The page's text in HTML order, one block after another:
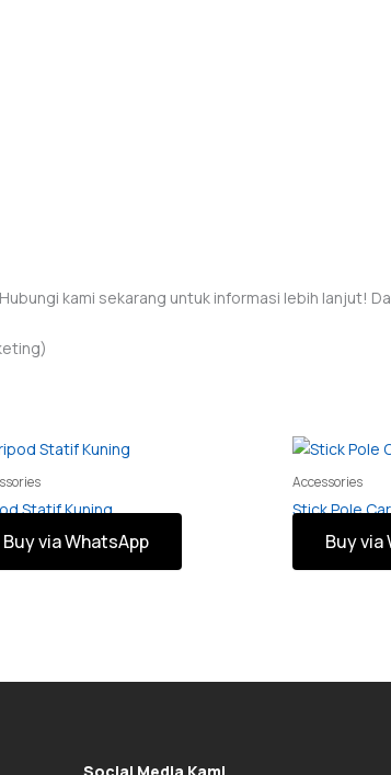
kami sekarang untuk informasi lebih lanjut!
Statif Kuning
Buy via WhatsApp
Accessories
Stick Pole
Buy via